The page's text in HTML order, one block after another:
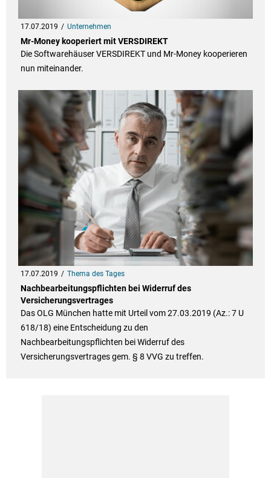
17.07.2019 Unternehmen
Mr-Money kooperiert mit VERSDIREKT
Die Softwarehäuser VERSDIREKT und Mr-Money kooperieren
nun miteinander.
17.07.2019 Thema des Tages
Nachbearbeitungspflichten bei Widerruf des
Versicherungsvertrages
Das OLG München hatte mit Urteil vom 27.03.2019 (Az.: 7 U
618/18) eine Entscheidung zu den
Nachbearbeitungspflichten bei Widerruf des
Versicherungsvertrages gem. § 8 VVG zu treffen.